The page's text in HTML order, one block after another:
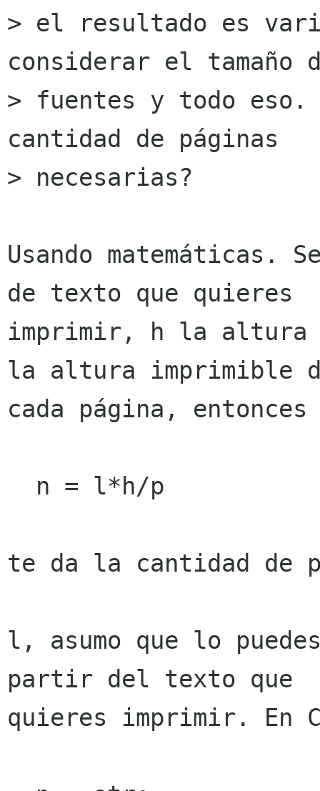
> el resultado es
considerar el tamaño
> fuentes y todo eso.
cantidad de páginas
> necesarias?
Usando
de texto que quieres
imprimir, h la altura
la altura imprimible
cada página,
te da la cantidad de
l, asumo que lo
partir del texto que
quieres imprimir. En